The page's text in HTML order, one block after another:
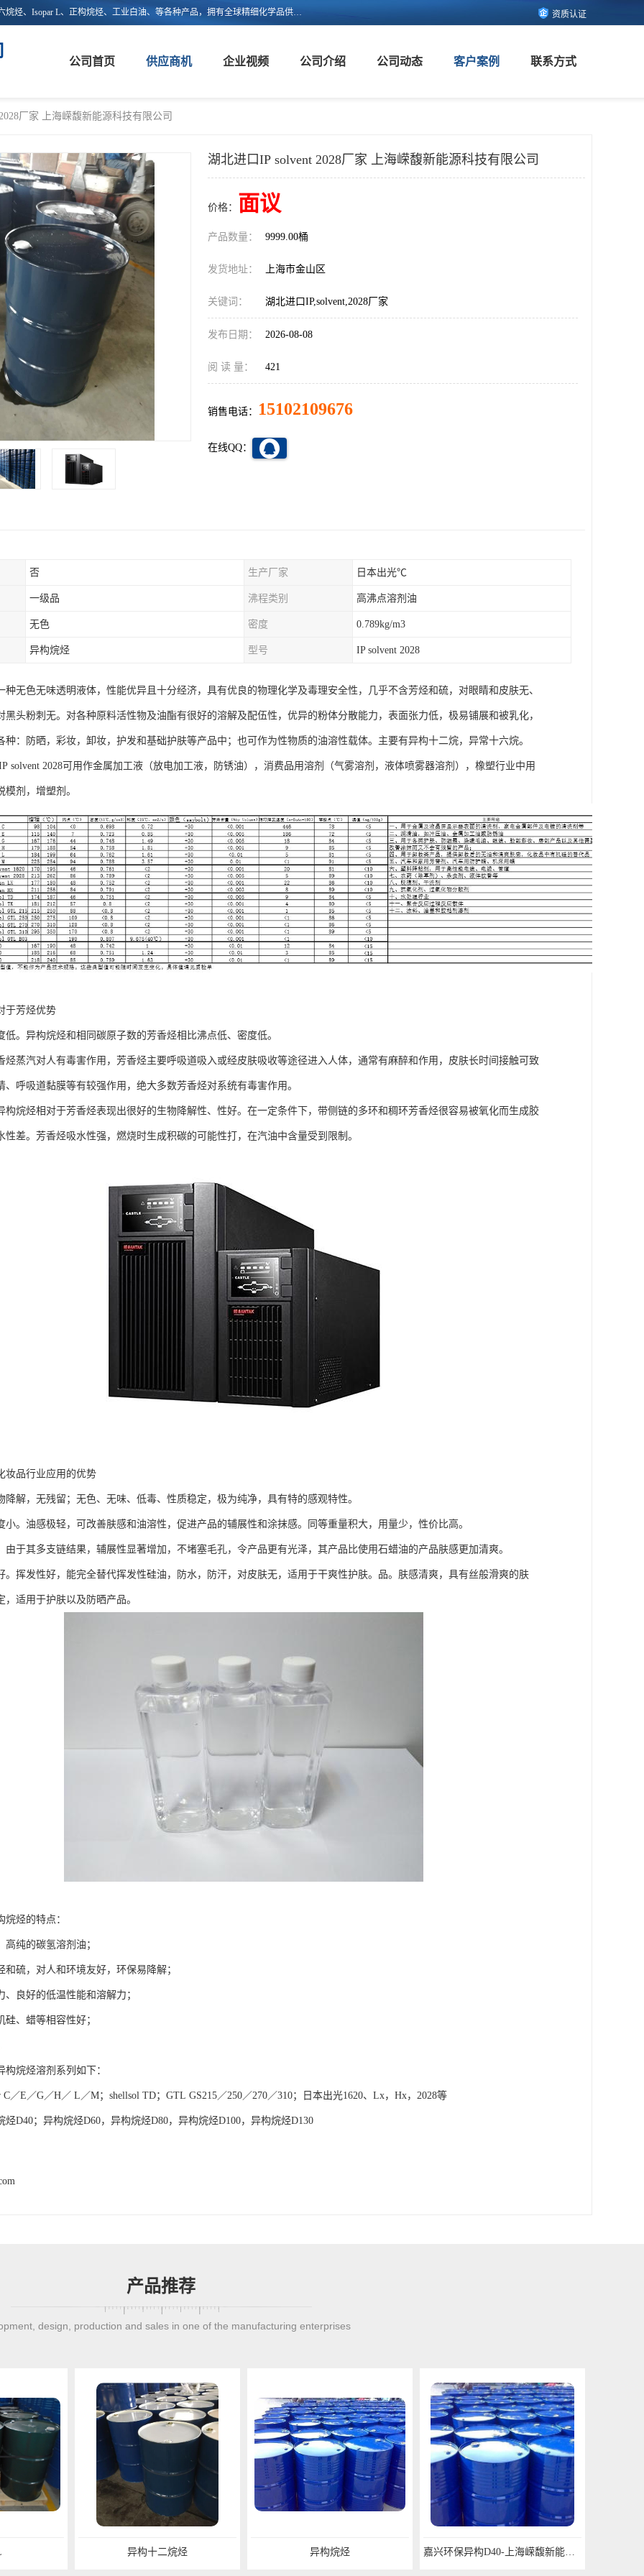
上海嵘馥新能源科技有限公司主营：异构烷烃、异构十二烷烃、异构十六烷烃、Isopar L、正构烷烃、工业白油、等各种产品，拥有全球精细化学品供应链的整合和服务能力，不仅提供自主研发的特种溶剂化学品，还集成了来自欧美、日韩的优质溶剂资源，为市场提供世界级优质溶剂。欢迎广大客户来电咨询！ 资质认证
公司首页 供应商机 企业视频 公司介绍 公司动态 客户案例 联系方式
厂家 上海嵘馥新能源科技有限公司
湖北进口IP solvent 2028厂家 上海嵘馥新能源科技有限公司
价格： 面议
产品数量： 9999.00桶
发货地址： 上海市金山区
关键词： 湖北进口IP,solvent,2028厂家
发布日期： 2026-08-08
阅 读 量： 421
销售电话： 15102109676
在线QQ：
否 生产厂家 日本出光℃
一级品 沸程类别 高沸点溶剂油
无色 密度 0.789kg/m3
异构烷烃 型号 IP solvent 2028
种无色无味透明液体，性能优异且十分经济，具有优良的物理化学及毒理安全性，几乎不含芳烃和硫，对眼睛和皮肤无、
黑头粉刺无。对各种原料活性物及油酯有很好的溶解及配伍性，优异的粉体分散能力，表面张力低，极易铺展和被乳化，
种：防晒，彩妆，卸妆，护发和基础护肤等产品中；也可作为性物质的油溶性载体。主要有异构十二烷，异常十六烷。
solvent 2028可用作金属加工液（放电加工液，防锈油），消费品用溶剂（气雾溶剂，液体喷雾器溶剂），橡塑行业中用
模剂，增塑剂。
于芳烃优势
低。异构烷烃和相同碳原子数的芳香烃相比沸点低、密度低。
烃蒸汽对人有毒害作用，芳香烃主要呼吸道吸入或经皮肤吸收等途径进入人体，通常有麻醉和作用，皮肤长时间接触可致
、呼吸道黏膜等有较强作用，绝大多数芳香烃对系统有毒害作用。
构烷烃相对于芳香烃表现出很好的生物降解性、性好。在一定条件下，带侧链的多环和稠环芳香烃很容易被氧化而生成胶
性差。芳香烃吸水性强，燃烧时生成积碳的可能性打，在汽油中含量受到限制。
妆品行业应用的优势
降解，无残留；无色、无味、低毒、性质稳定，极为纯净，具有特的感观特性。
小。油感极轻，可改善肤感和油溶性，促进产品的辅展性和涂抹感。同等重量积大，用量少，性价比高。
由于其多支链结果，辅展性显著增加，不堵塞毛孔，令产品更有光泽，其产品比使用石蜡油的产品肤感更加清爽。
。挥发性好，能完全替代挥发性硅油，防水，防汗，对皮肤无，适用于干爽性护肤。品。肤感清爽，具有丝般滑爽的肤
，适用于护肤以及防晒产品。
烷烃的特点：
高纯的碳氢溶剂油；
和硫，对人和环境友好，环保易降解；
、良好的低温性能和溶解力；
硅、蜡等相容性好；
构烷烃溶剂系列如下：
C／E／G／H／ L／M；shellsol TD；GTL GS215／250／270／310；日本出光1620、Lx，Hx，2028等
烃D40；异构烷烃D60，异构烷烃D80，异构烷烃D100，异构烷烃D130
产品推荐
design, production and sales in one of the manufacturing enterprises
异构十二烷烃 异构烷烃 嘉兴环保异构D40-上海嵘馥新能源科技有限公司